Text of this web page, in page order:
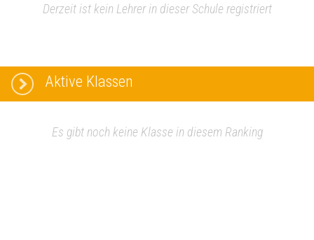
Derzeit ist kein Lehrer in dieser Schule registriert
Aktive Klassen
Es gibt noch keine Klasse in diesem Ranking